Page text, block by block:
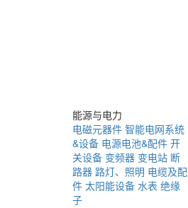
能源与电力
电磁元器件 智能电网系统
&设备 电源电池&配件 开
关设备 变频器 变电站 断
路器 路灯、照明 电缆及配
件 太阳能设备 水表 绝缘
子